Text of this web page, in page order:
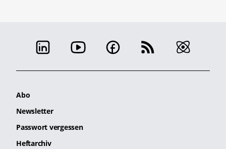
Abo
Newsletter
Passwort vergessen
Heftarchiv